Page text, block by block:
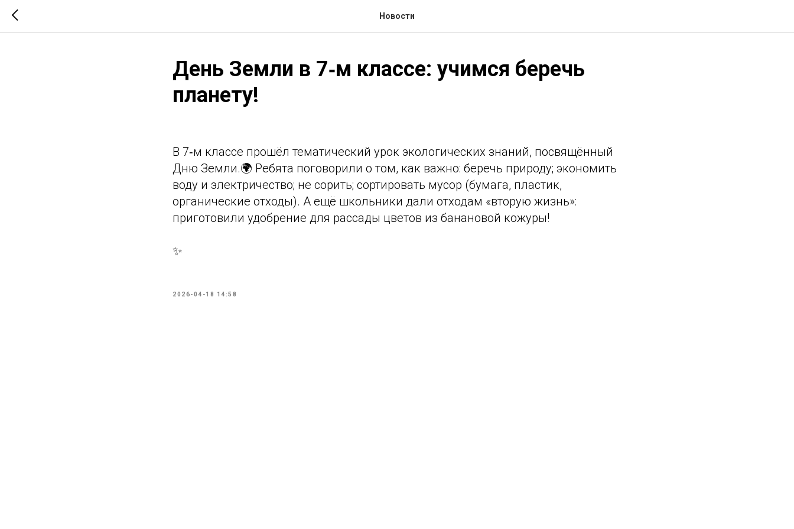
Новости
День Земли в 7‑м классе: учимся беречь
планету!
В 7‑м классе прошёл тематический урок экологических знаний, посвящённый
Дню Земли.🌍 Ребята поговорили о том, как важно: беречь природу; экономить
воду и электричество; не сорить; сортировать мусор (бумага, пластик,
органические отходы). А ещё школьники дали отходам «вторую жизнь»:
приготовили удобрение для рассады цветов из банановой кожуры!
✨
2026-04-18 14:58